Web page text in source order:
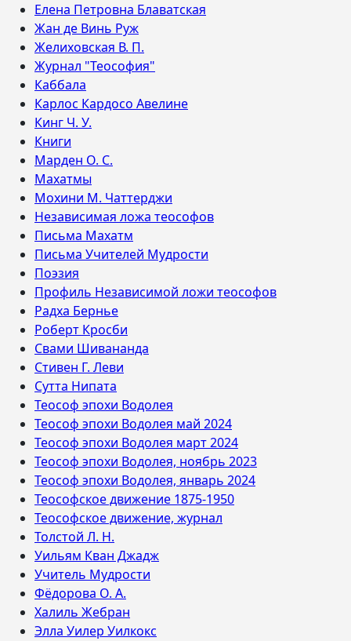
Елена Петровна Блаватская
Жан де Винь Руж
Желиховская В. П.
Журнал "Теософия"
Каббала
Карлос Кардосо Авелине
Кинг Ч. У.
Книги
Марден О. С.
Махатмы
Мохини М. Чаттерджи
Независимая ложа теософов
Письма Махатм
Письма Учителей Мудрости
Поэзия
Профиль Независимой ложи теософов
Радха Бернье
Роберт Кросби
Свами Шивананда
Стивен Г. Леви
Сутта Нипата
Теософ эпохи Водолея
Теософ эпохи Водолея май 2024
Теософ эпохи Водолея март 2024
Теософ эпохи Водолея, ноябрь 2023
Теософ эпохи Водолея, январь 2024
Теософское движение 1875-1950
Теософское движение, журнал
Толстой Л. Н.
Уильям Кван Джадж
Учитель Мудрости
Фёдорова О. А.
Халиль Жебран
Элла Уилер Уилкокс